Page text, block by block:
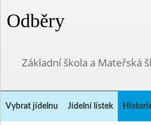
Odběry
Základní škola a Mateřská
Vybrat jídelnu Jídelní lístek